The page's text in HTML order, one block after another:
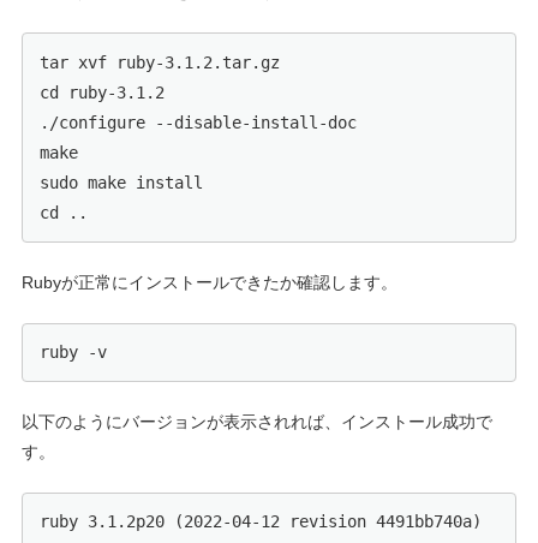
tar xvf ruby-3.1.2.tar.gz
cd ruby-3.1.2
./configure --disable-install-doc
make
sudo make install
cd ..
Rubyが正常にインストールできたか確認します。
ruby -v
以下のようにバージョンが表示されれば、インストール成功で
す。
ruby 3.1.2p20 (2022-04-12 revision 4491bb740a)